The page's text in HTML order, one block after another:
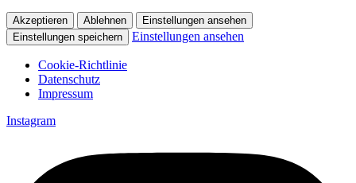
Akzeptieren Ablehnen
Einstellungen ansehen
Einstellungen speichern
Einstellungen ansehen
Cookie-Richtlinie
Datenschutz
Impressum
Zum
Instagram